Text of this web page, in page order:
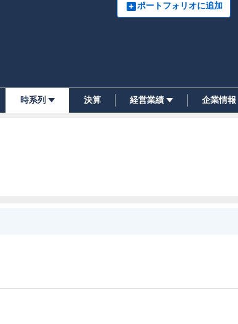
ポートフォリオに追加
時系列 決算 経営業績 企業情報